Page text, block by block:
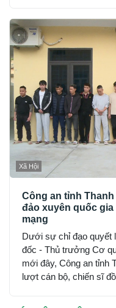
Xã Hội
Công an tỉnh
đảo xuyên quốc
mạng
Dưới sự chỉ đạo quyết
đốc - Thủ trưởng Cơ
mới đây, Công an tỉnh
lượt cán bộ, chiến sĩ